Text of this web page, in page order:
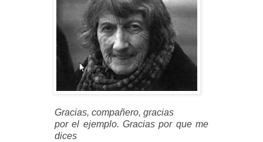
Gracias, compañero, gracias
por el ejemplo. Gracias por que me
dices